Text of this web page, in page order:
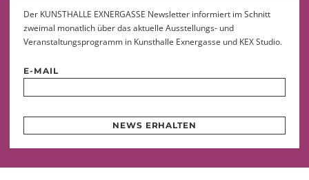
Der KUNSTHALLE EXNERGASSE Newsletter informiert im Schnitt
zweimal monatlich über das aktuelle Ausstellungs- und
Veranstaltungsprogramm in Kunsthalle Exnergasse und KEX Studio.
E-MAIL
NEWS ERHALTEN